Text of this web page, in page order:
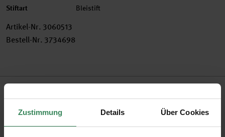
Zustimmung Details Über Cookies
Stiftart Bleistift
Artikel-Nr. 3060513
Bestell-Nr. 3734698
Produktbeschreibung
Der MONO graph Druckbleistift mit 0,7 mm Mine ist mit
einem innovativen Schüttelmechanismus ausgestattet, der